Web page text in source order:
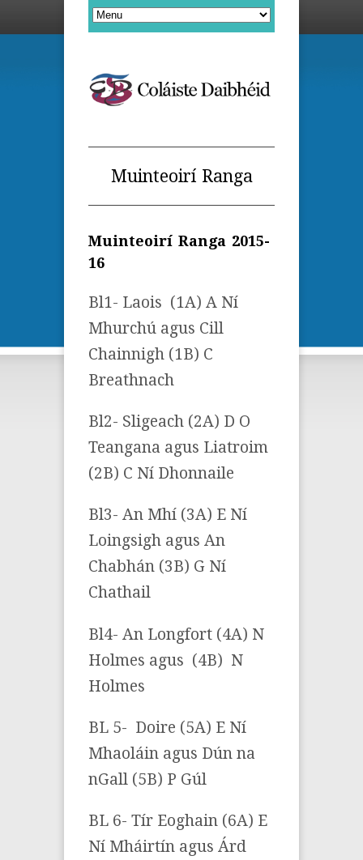
Muinteoirí Ranga
Muinteoirí Ranga 2015-
16
Bl1- Laois (1A) A Ní
Mhurchú agus Cill
Chainnigh (1B) C
Breathnach
Bl2- Sligeach (2A) D O
Teangana agus Liatroim
(2B) C Ní Dhonnaile
Bl3- An Mhí (3A) E Ní
Loingsigh agus An
Chabhán (3B) G Ní
Chathail
Bl4- An Longfort (4A) N
Holmes agus (4B) N
Holmes
BL 5- Doire (5A) E Ní
Mhaoláin agus Dún na
nGall (5B) P Gúl
BL 6- Tír Eoghain (6A) E
Ní Mháirtín agus Árd